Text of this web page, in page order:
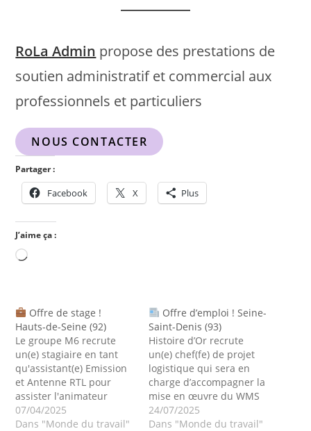
RoLa Admin propose des prestations de
soutien administratif et commercial aux
professionnels et particuliers
NOUS CONTACTER
Partager :
Facebook X Plus
J’aime ça :
Offre de stage !
Hauts-de-Seine (92)
Le groupe M6 recrute
un(e) stagiaire en tant
qu'assistant(e) Emission
et Antenne RTL pour
assister l'animateur
radio Georges Lang.
Durée : 6 mois minimum
07/04/2025
Dans "Monde du travail"
Offre d’emploi ! Seine-
Saint-Denis (93)
Histoire d’Or recrute
un(e) chef(fe) de projet
logistique qui sera en
charge d’accompagner la
mise en œuvre du WMS
Reflex et de son
interfaçage avec SAP S/4
24/07/2025
Dans "Monde du travail"